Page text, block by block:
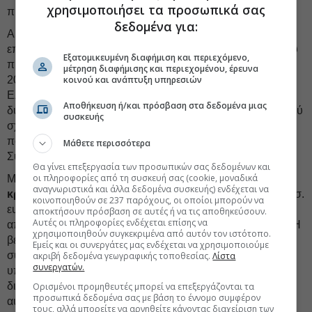
προκλήσεις που παρατηρούνται ευρύτερα.
Αρχικά, καταγράφεται αύξηση του μεριδίου των
επαγγελματικών ταξιδιών από 5% σε 7% του συνόλου, που
προήλθε από αύξησή τους κατά +76% μεταξύ 2019 και
2025. Η τάση αυτή αντανακλά τη σταδιακή εδραίωση της
Ελλάδας ως προορισμού
δυνατότητες περαιτέρω ανάπτυξης με τη δημιουργία εθνικού
σχεδίου ανάπτυξης τουρισμού MICE -αλλά και live tourism-
που θα περιλαμβάνει και την ανάπτυξη Διεθνούς
Συνεδριακού Κέντρου στην Αθήνα.
Μία ακόμη τάση σχετίζεται με την ενίσχυση της
κρουαζιέρας, από μισό δισ. ευρώ έσοδα το 2019 σε ένα δισ.
ευρώ το 2024 και το 2025, πιθανότατα λόγω αύξησης των
απευθείας αεροπορικών συνδέσεων του ΔΑΑ με τις ΗΠΑ. Η
βελτίωση της εμπορικής υποδομής των λιμένων, σε
συνδυασμό με την ανάπτυξη τουριστικών εμπειριών και
υπηρεσιών εξυπηρέτησης στο πλαίσιο ολοκληρωμένης
διαχείρισης προορισμών, αποτελεί ζητούμενο για την
αύξηση της δαπάνης ανά αποβίβαση και την τόνωση των
χρησιμοποιήσει τα προσωπικά σας
δεδομένα για:
Εξατομικευμένη διαφήμιση και περιεχόμενο,
μέτρηση διαφήμισης και περιεχομένου, έρευνα
κοινού και ανάπτυξη υπηρεσιών
Αποθήκευση ή/και πρόσβαση στα δεδομένα μιας
συσκευής
Μάθετε περισσότερα
Θα γίνει επεξεργασία των προσωπικών σας δεδομένων και
οι πληροφορίες από τη συσκευή σας (cookie, μοναδικά
αναγνωριστικά και άλλα δεδομένα συσκευής) ενδέχεται να
κοινοποιηθούν σε 237 παρόχους, οι οποίοι μπορούν να
αποκτήσουν πρόσβαση σε αυτές ή να τις αποθηκεύσουν.
Αυτές οι πληροφορίες ενδέχεται επίσης να
χρησιμοποιηθούν συγκεκριμένα από αυτόν τον ιστότοπο.
Εμείς και οι συνεργάτες μας ενδέχεται να χρησιμοποιούμε
ακριβή δεδομένα γεωγραφικής τοποθεσίας.Λίστα
συνεργατών.
Ορισμένοι προμηθευτές μπορεί να επεξεργάζονται τα
προσωπικά δεδομένα σας με βάση το έννομο συμφέρον
τους, αλλά μπορείτε να αρνηθείτε κάνοντας διαχείριση των